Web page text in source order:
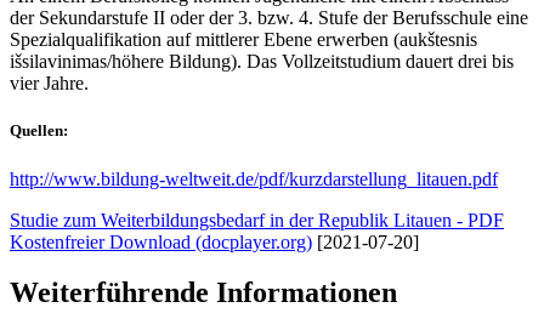
der Sekundarstufe II oder der 3. bzw. 4. Stufe der Berufsschule eine
Spezialqualifikation auf mittlerer Ebene erwerben (aukštesnis
išsilavinimas/höhere Bildung). Das Vollzeitstudium dauert drei bis
vier Jahre.
Quellen:
http://www.bildung-weltweit.de/pdf/kurzdarstellung_litauen.pdf
Studie zum Weiterbildungsbedarf in der Republik Litauen - PDF
Kostenfreier Download (docplayer.org) [2021-07-20]
Weiterführende Informationen